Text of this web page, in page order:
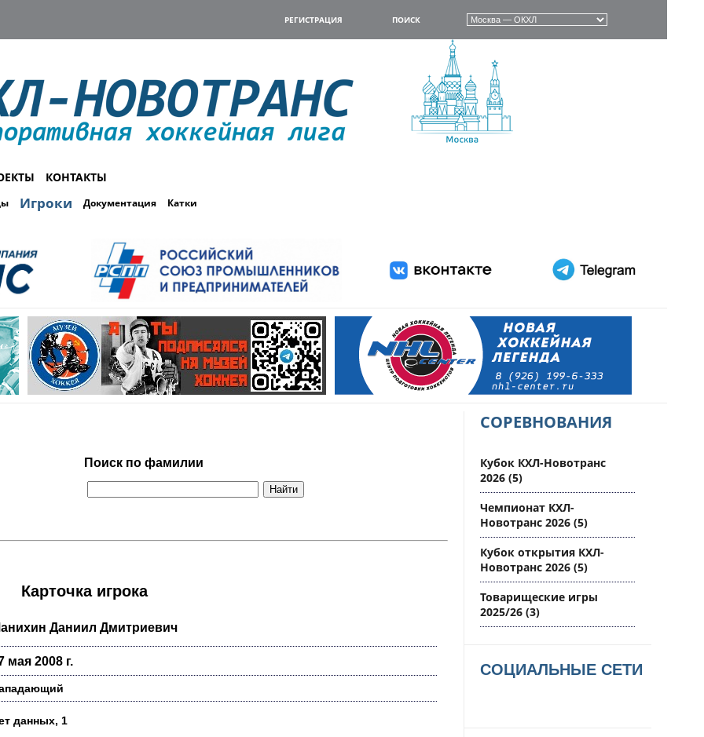
РЕГИСТРАЦИЯ ПОИСК
КОНТАКТЫ
Игроки Документация Катки
Поиск по фамилии
Карточка игрока
Даниил Дмитриевич
мая 2008 г.
данных, 1
СОРЕВНОВАНИЯ
Кубок КХЛ-Новотранс
2026 (5)
Чемпионат КХЛ-
Новотранс 2026 (5)
Кубок открытия КХЛ-
Новотранс 2026 (5)
Товарищеские игры
2025/26 (3)
СОЦИАЛЬНЫЕ СЕТИ